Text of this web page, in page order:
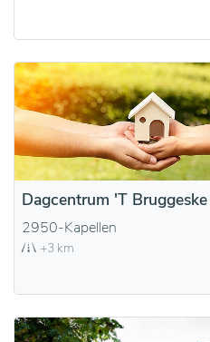
Dagcentrum 'T Bruggeske
2950-Kapellen
+3 km